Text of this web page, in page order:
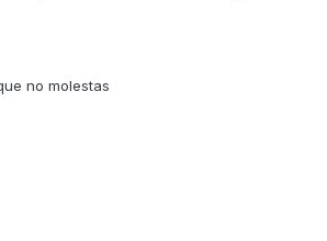
no molestas